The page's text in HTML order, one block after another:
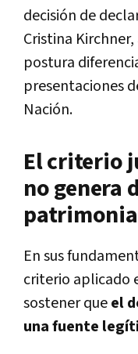
decisión de
Cristina
postura
presentaciones
Nación.
El criterio
no genera
En sus
criterio aplicado
sostener queel
una fuente